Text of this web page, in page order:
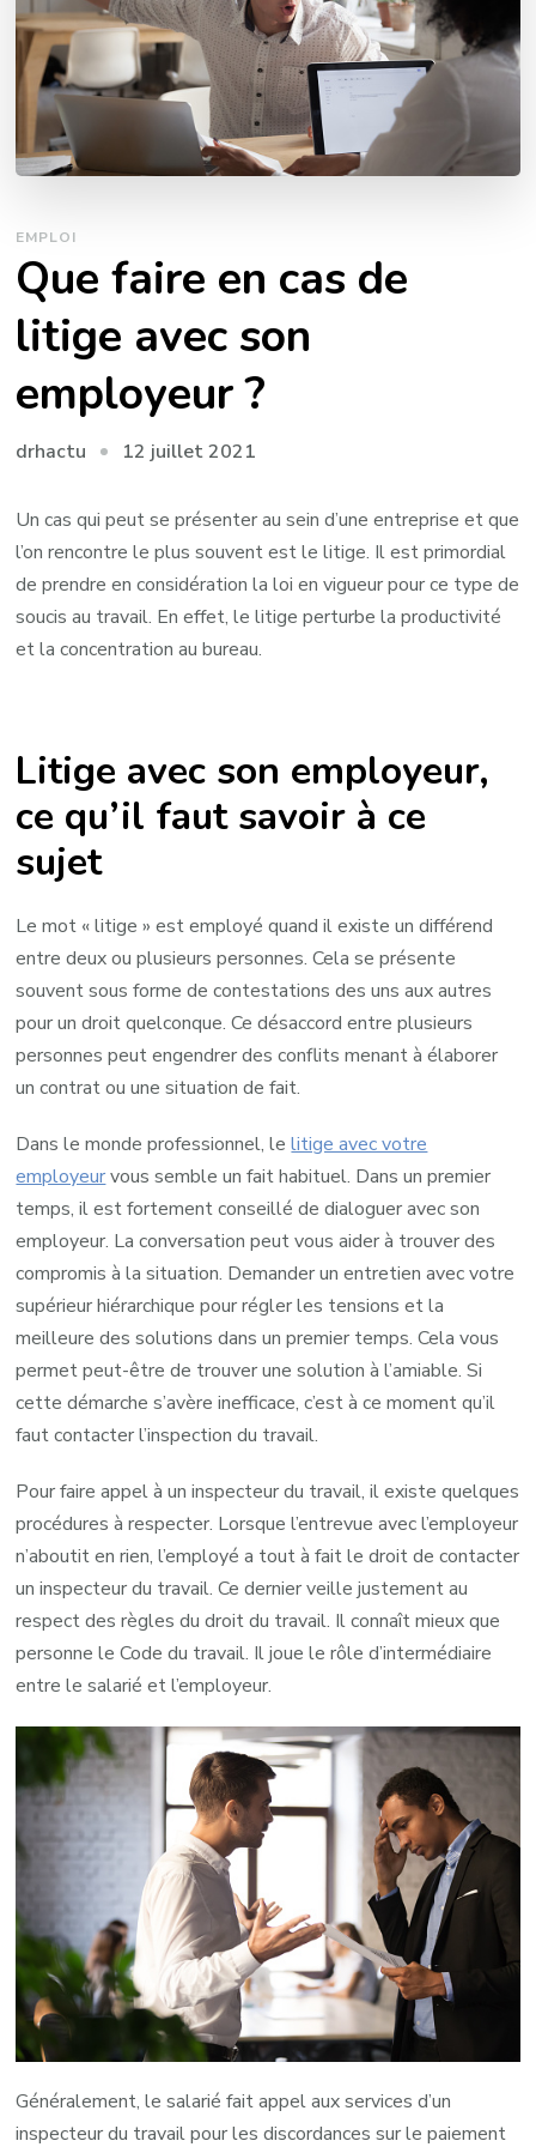
EMPLOI
Que faire en cas de
litige avec son
employeur ?
drhactu 12 juillet 2021
Un cas qui peut se présenter au sein d’une entreprise et que
l’on rencontre le plus souvent est le litige. Il est primordial
de prendre en considération la loi en vigueur pour ce type de
soucis au travail. En effet, le litige perturbe la productivité
et la concentration au bureau.
Litige avec son employeur,
ce qu’il faut savoir à ce
sujet
Le mot « litige » est employé quand il existe un différend
entre deux ou plusieurs personnes. Cela se présente
souvent sous forme de contestations des uns aux autres
pour un droit quelconque. Ce désaccord entre plusieurs
personnes peut engendrer des conflits menant à élaborer
un contrat ou une situation de fait.
Dans le monde professionnel, lelitige avec votre
employeurvous semble un fait habituel. Dans un premier
temps, il est fortement conseillé de dialoguer avec son
employeur. La conversation peut vous aider à trouver des
compromis à la situation. Demander un entretien avec votre
supérieur hiérarchique pour régler les tensions et la
meilleure des solutions dans un premier temps. Cela vous
permet peut-être de trouver une solution à l’amiable. Si
cette démarche s’avère inefficace, c’est à ce moment qu’il
faut contacter l’inspection du travail.
Pour faire appel à un inspecteur du travail, il existe quelques
procédures à respecter. Lorsque l’entrevue avec l’employeur
n’aboutit en rien, l’employé a tout à fait le droit de contacter
un inspecteur du travail. Ce dernier veille justement au
respect des règles du droit du travail. Il connaît mieux que
personne le Code du travail. Il joue le rôle d’intermédiaire
entre le salarié et l’employeur.
Généralement, le salarié fait appel aux services d’un
inspecteur du travail pour les discordances sur le paiement